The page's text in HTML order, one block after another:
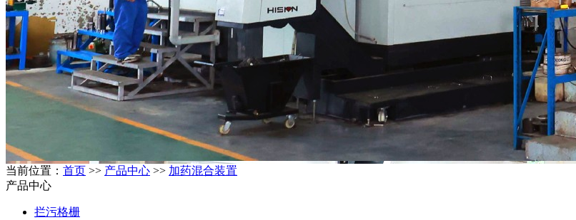
当前位置： 首页 >> 产品中心 >> 加药混合装置
产品中心
拦污格栅